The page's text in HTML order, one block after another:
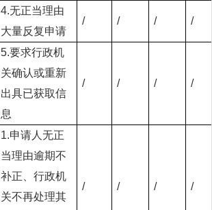
4.无正当理由
大量反复申请
/ / / /
5.要求行政机
关确认或重新
出具已获取信
息
/ / / /
1.申请人无正
当理由逾期不
补正、行政机
关不再处理其
/ / / /